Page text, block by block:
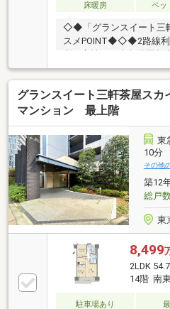
るペットと一緒に暮ら
ックス完備。
床暖房 ペッ
◇◆「グランスイート三
スメPOINT◆◇◆2路線利
屋」駅 徒歩11分・東急
歩8分◆14階建て13階部
らせます(細則あり)。
ば、約14.6帖の広々空間
し可能など、設備が充実
24時間365日オンライン
ニまで徒歩3分、スーパ
い物にも便利です。
グランスイート三軒茶屋ス
マンション 最上階
東
10分
その他
築12
総戸
東
8,499
2LDK
14階 南東
駐車場あり